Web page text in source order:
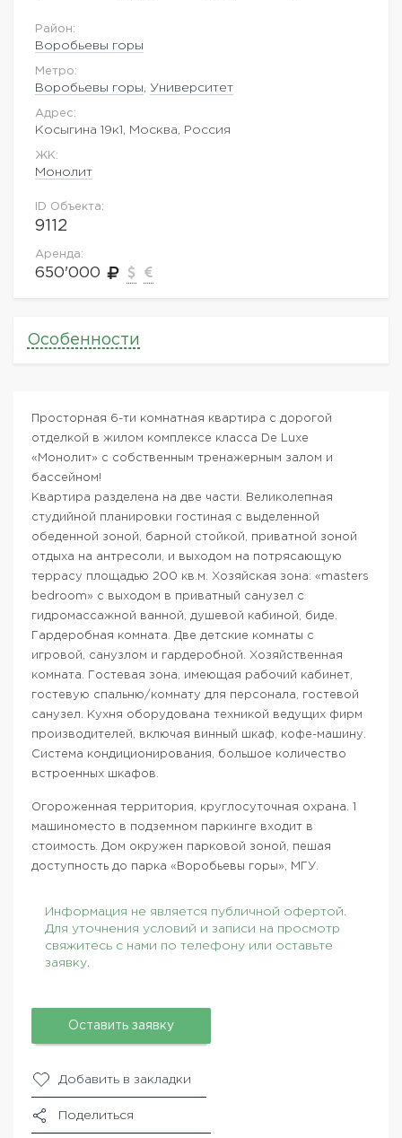
Район:
Воробьевы горы
Метро:
Воробьевы горы Университет
Адрес:
Косыгина 19к1, Москва, Россия
ЖK:
Монолит
ID Объекта:
9112
Аренда:
650'000
Особенности
Просторная 6-ти комнатная квартира с дорогой
отделкой в жилом комплексе класса De Luxe
«Монолит» с собственным тренажерным залом и
бассейном!
Квартира разделена на две части. Великолепная
студийной планировки гостиная с выделенной
обеденной зоной, барной стойкой, приватной зоной
отдыха на антресоли, и выходом на потрясающую
террасу площадью 200 кв.м. Хозяйская зона: «masters
bedroom» c выходом в приватный санузел с
гидромассажной ванной, душевой кабиной, биде.
Гардеробная комната. Две детские комнаты с
игровой, санузлом и гардеробной. Хозяйственная
комната. Гостевая зона, имеющая рабочий кабинет,
гостевую спальню/комнату для персонала, гостевой
санузел. Кухня оборудована техникой ведущих фирм
производителей, включая винный шкаф, кофе-машину.
Система кондиционирования, большое количество
встроенных шкафов.
Огороженная территория, круглосуточная охрана. 1
машиноместо в подземном паркинге входит в
стоимость. Дом окружен парковой зоной, пешая
доступность до парка «Воробьевы горы», МГУ.
Информация не является публичной офертой.
Для уточнения условий и записи на просмотр
свяжитесь с нами по телефону или оставьте
заявку.
Оставить заявку
Добавить в закладки
Поделиться